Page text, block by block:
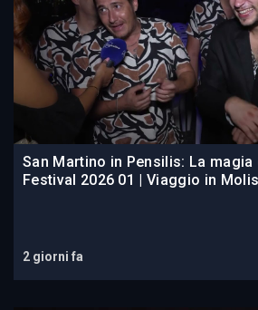
San Martino in Pensilis: La magia
Festival 2026 01 | Viaggio in
2 giorni fa